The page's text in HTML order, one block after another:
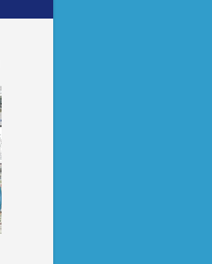
zoeken